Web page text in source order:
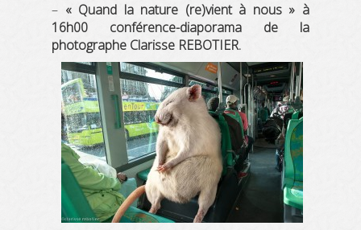
– « Quand la nature (re)vient à nous » à
16h00 conférence-diaporama de la
photographe Clarisse REBOTIER.